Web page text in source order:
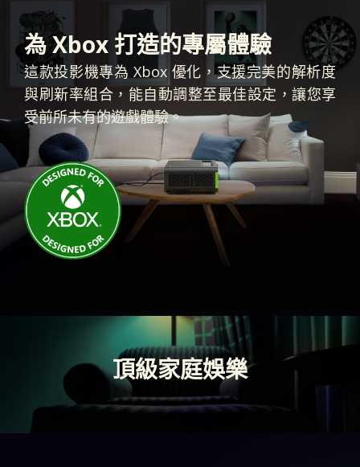
為 Xbox 打造的專屬體驗
這款投影機專為 Xbox 優化，支援完美的解析度
與刷新率組合，能自動調整至最佳設定，讓您享
受前所未有的遊戲體驗。
頂級家庭娛樂